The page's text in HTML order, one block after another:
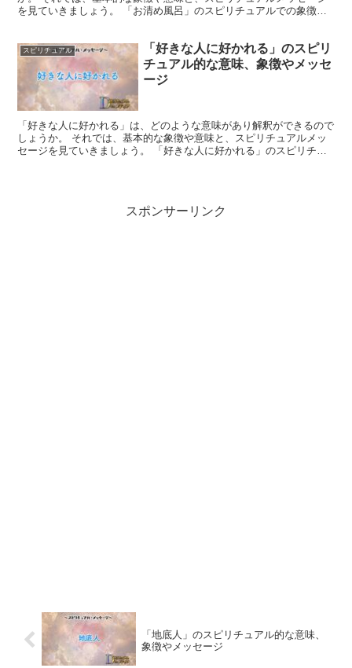
を見ていきましょう。 「お清め風呂」のスピリチュアルでの象徴や
スピリチュアル
「好きな人に好かれる」のスピリ
チュアル的な意味、象徴やメッセ
ージ
「好きな人に好かれる」は、どのような意味があり解釈ができるので
しょうか。 それでは、基本的な象徴や意味と、スピリチュアルメッ
セージを見ていきましょう。 「好きな人に好かれる」のスピリチュ
スポンサーリンク
「地底人」のスピリチュアル的な意味、
象徴やメッセージ